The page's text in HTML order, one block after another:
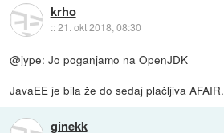
krho
::21. okt 2018, 08:30
@jype: Jo poganjamo na OpenJDK
JavaEE je bila že do sedaj plačljiva AFAIR.
ginekk